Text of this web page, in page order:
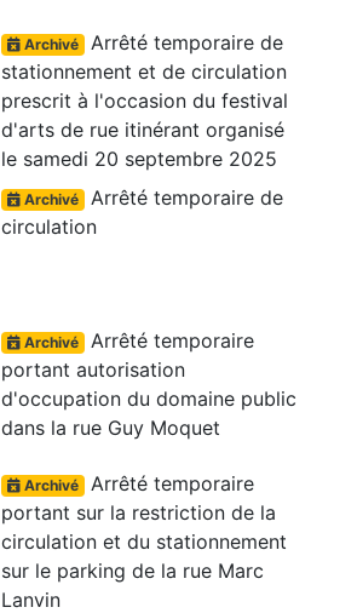
Archivé Arrêté temporaire de
stationnement et de circulation
prescrit à l'occasion du festival
d'arts de rue itinérant organisé
le samedi 20 septembre 2025
Archivé Arrêté temporaire de
circulation
Archivé Arrêté temporaire
portant autorisation
d'occupation du domaine public
dans la rue Guy Moquet
Archivé Arrêté temporaire
portant sur la restriction de la
circulation et du stationnement
sur le parking de la rue Marc
Lanvin